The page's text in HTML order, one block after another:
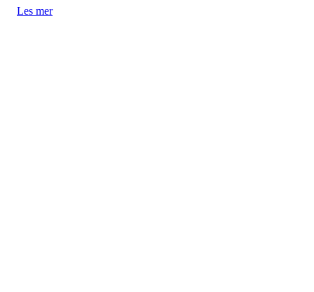
Les mer